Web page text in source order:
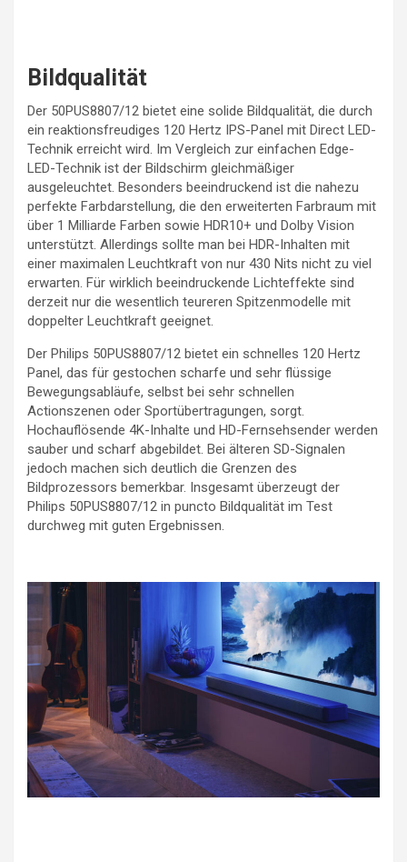
Bildqualität
Der 50PUS8807/12 bietet eine solide Bildqualität, die durch
ein reaktionsfreudiges 120 Hertz IPS-Panel mit Direct LED-
Technik erreicht wird. Im Vergleich zur einfachen Edge-
LED-Technik ist der Bildschirm gleichmäßiger
ausgeleuchtet. Besonders beeindruckend ist die nahezu
perfekte Farbdarstellung, die den erweiterten Farbraum mit
über 1 Milliarde Farben sowie HDR10+ und Dolby Vision
unterstützt. Allerdings sollte man bei HDR-Inhalten mit
einer maximalen Leuchtkraft von nur 430 Nits nicht zu viel
erwarten. Für wirklich beeindruckende Lichteffekte sind
derzeit nur die wesentlich teureren Spitzenmodelle mit
doppelter Leuchtkraft geeignet.
Der Philips 50PUS8807/12 bietet ein schnelles 120 Hertz
Panel, das für gestochen scharfe und sehr flüssige
Bewegungsabläufe, selbst bei sehr schnellen
Actionszenen oder Sportübertragungen, sorgt.
Hochauflösende 4K-Inhalte und HD-Fernsehsender werden
sauber und scharf abgebildet. Bei älteren SD-Signalen
jedoch machen sich deutlich die Grenzen des
Bildprozessors bemerkbar. Insgesamt überzeugt der
Philips 50PUS8807/12 in puncto Bildqualität im Test
durchweg mit guten Ergebnissen.